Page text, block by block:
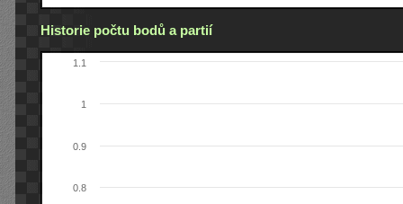
Historie počtu bodů a partií
0.8
0.9
1
1.1